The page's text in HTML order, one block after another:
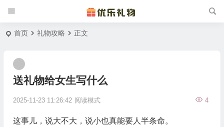
首页 礼物攻略 正文
送礼物给女生写什么
2025-11-23 11:26:42 4
阅读模式
这事儿，说大不大，说小也真能要人半条命。